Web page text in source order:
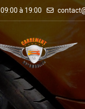
09:00 à 19:00